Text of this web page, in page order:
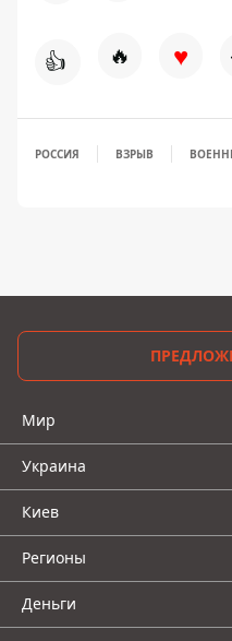
👍 🔥 ♥
РОССИЯ ВЗРЫВ
Мир
Украина
Киев
Регионы
Деньги